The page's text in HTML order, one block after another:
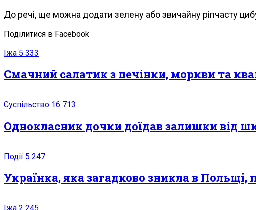
До речі, ще можна додати зелену або звичайну ріпчасту
Поділитися в Facebook
Їжа 5 333
Смачний салатик з печінки, моркви та
Суспільство 16 713
Однокласник дочки доїдав залишки від
Події 5 247
Українка, яка загадково зникла в Польщі,